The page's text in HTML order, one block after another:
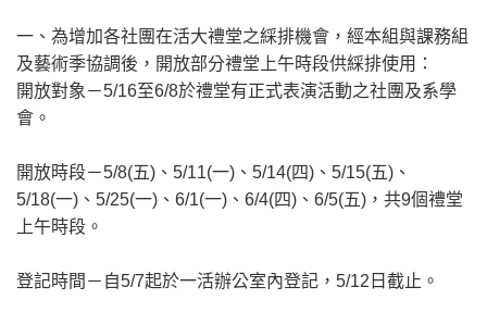
一、為增加各社團在活大禮堂之綵排機會，經本組與課務組
及藝術季協調後，開放部分禮堂上午時段供綵排使用：
開放對象－5/16至6/8於禮堂有正式表演活動之社團及系學
會。
開放時段－5/8(五)、5/11(一)、5/14(四)、5/15(五)、
5/18(一)、5/25(一)、6/1(一)、6/4(四)、6/5(五)，共9個禮堂
上午時段。
登記時間－自5/7起於一活辦公室內登記，5/12日截止。